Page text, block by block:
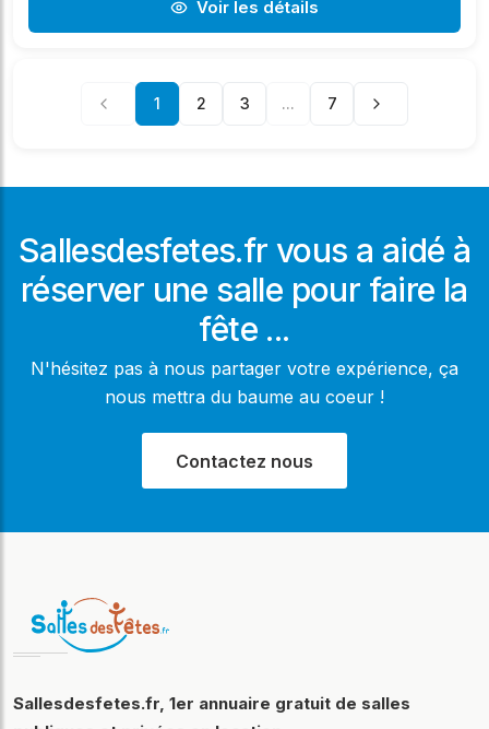
Voir les détails
1 2 3 ... 7
Sallesdesfetes.fr vous a aidé à
réserver une salle pour faire la
fête ...
N'hésitez pas à nous partager votre expérience, ça
nous mettra du baume au coeur !
Contactez nous
Sallesdesfetes.fr, 1er annuaire gratuit de salles